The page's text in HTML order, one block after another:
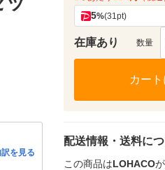
訳を見る
5%(31pt)
在庫あり 数量
カー
配送情報・送料に
この商品はLOHACO